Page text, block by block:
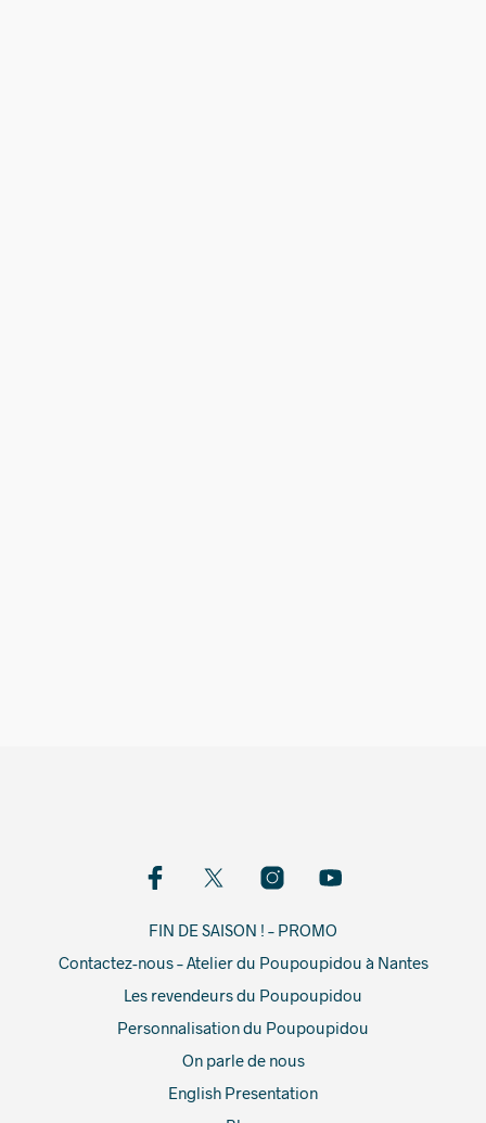
FIN DE SAISON ! – PROMO
Contactez-nous – Atelier du Poupoupidou à Nantes
Les revendeurs du Poupoupidou
Personnalisation du Poupoupidou
On parle de nous
English Presentation